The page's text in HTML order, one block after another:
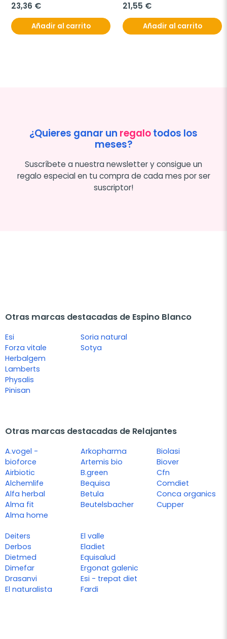
23,36 €
Añadir al carrito
21,55 €
Añadir al carrito
¿Quieres ganar un regalotodos los
meses?
Suscríbete a nuestra newsletter y consigue un
regalo especial en tu compra de cada mes por ser
suscriptor!
Otras marcas destacadas de Espino Blanco
Esi
Forza vitale
Herbalgem
Lamberts
Physalis
Pinisan
Soria natural
Sotya
Otras marcas destacadas de Relajantes
A.vogel -
bioforce
Airbiotic
Alchemlife
Alfa herbal
Alma fit
Alma home
Arkopharma
Artemis bio
B.green
Bequisa
Betula
Beutelsbacher
Biolasi
Biover
Cfn
Comdiet
Conca organics
Cupper
Deiters
Derbos
Dietmed
Dimefar
Drasanvi
El naturalista
El valle
Eladiet
Equisalud
Ergonat galenic
Esi - trepat diet
Fardi